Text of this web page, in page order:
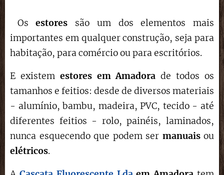
Os estores são um dos elementos mais
importantes em qualquer construção, seja para
habitação, para comércio ou para escritórios.
E existem estores em Amadorade todos os
tamanhos e feitios: desde de diversos materiais
- alumínio, bambu, madeira, PVC, tecido - até
diferentes feitios - rolo, painéis, laminados,
nunca esquecendo que podem ser manuaisou
elétricos.